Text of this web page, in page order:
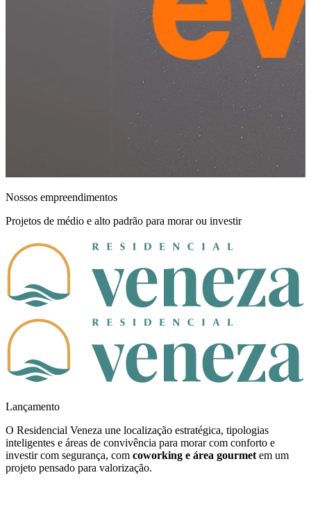
Nossos empreendimentos
Projetos de médio e alto padrão para morar ou investir
Lançamento
O Residencial Veneza une localização estratégica, tipologias
inteligentes e áreas de convivência para morar com conforto e
investir com segurança, com coworking e área gourmetem um
projeto pensado para valorização.